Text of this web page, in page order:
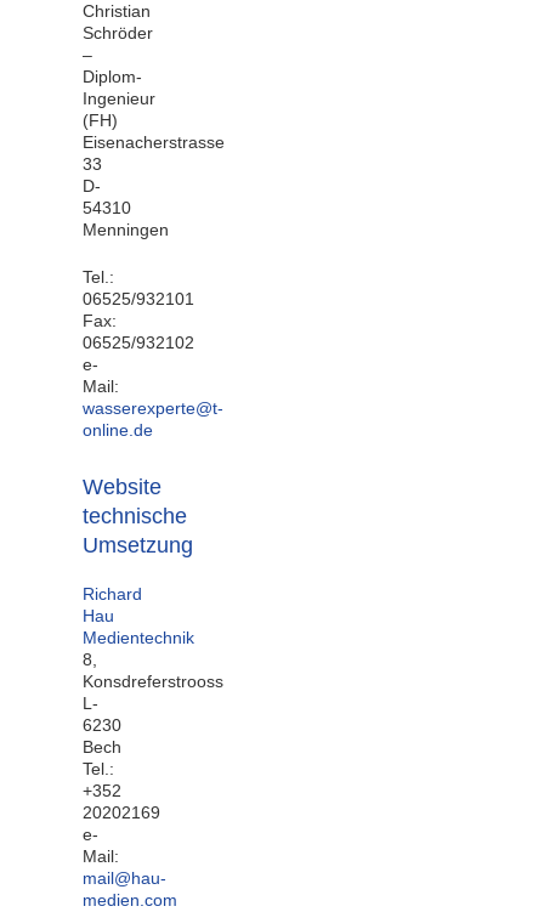
Christian
Schröder
–
Diplom-
Ingenieur
(FH)
Eisenacherstrasse
33
D-
54310
Menningen
Tel.:
06525/932101
Fax:
06525/932102
e-
Mail:
wasserexperte@t-
online.de
Website
technische
Umsetzung
Richard
Hau
Medientechnik
8,
Konsdreferstrooss
L-
6230
Bech
Tel.:
+352
20202169
e-
Mail:
mail@hau-
medien.com